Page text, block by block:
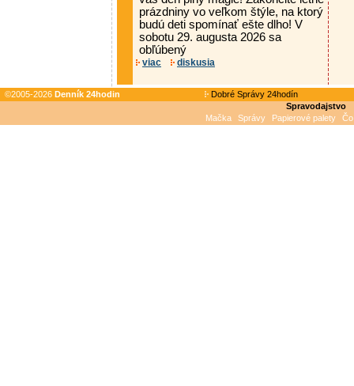
prázdniny vo veľkom štýle, na ktorý
budú deti spomínať ešte dlho! V
sobotu 29. augusta 2026 sa
obľúbený
viac diskusia
©2005-2026 Denník 24hodin
Dobré Správy 24hodín
Spravodajstvo
Mačka
Správy Papierové palety